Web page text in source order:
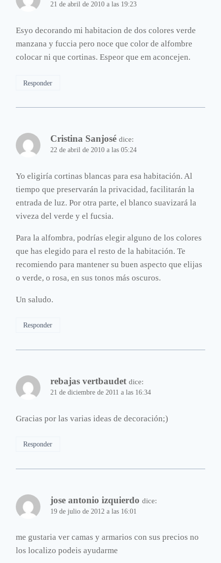
21 de abril de 2010 a las 19:23
Esyo decorando mi habitacion de dos colores verde
manzana y fuccia pero noce que color de alfombre
colocar ni que cortinas. Espeor que em aconcejen.
Responder
Cristina Sanjosé dice:
22 de abril de 2010 a las 05:24
Yo eligiría cortinas blancas para esa habitación. Al
tiempo que preservarán la privacidad, facilitarán la
entrada de luz. Por otra parte, el blanco suavizará la
viveza del verde y el fucsia.
Para la alfombra, podrías elegir alguno de los colores
que has elegido para el resto de la habitación. Te
recomiendo para mantener su buen aspecto que elijas
o verde, o rosa, en sus tonos más oscuros.
Un saludo.
Responder
rebajas vertbaudet dice:
21 de diciembre de 2011 a las 16:34
Gracias por las varias ideas de decoración;)
Responder
jose antonio izquierdo dice:
19 de julio de 2012 a las 16:01
me gustaria ver camas y armarios con sus precios no
los localizo podeis ayudarme